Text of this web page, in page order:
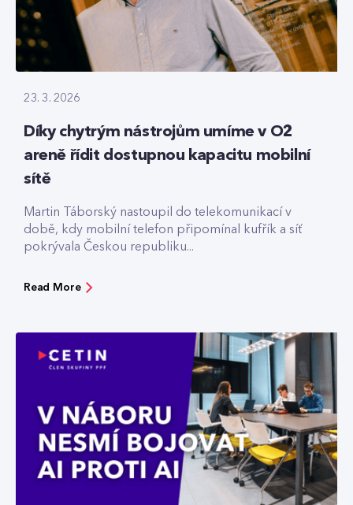
23. 3. 2026
Díky chytrým nástrojům umíme v O2
areně řídit dostupnou kapacitu mobilní
sítě
Martin Táborský nastoupil do telekomunikací v
době, kdy mobilní telefon připomínal kufřík a síť
pokrývala Českou republiku...
Read More